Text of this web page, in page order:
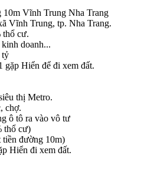
10m Vĩnh Trung Nha Trang
Vĩnh Trung, tp. Nha Trang.
thổ cư.
doanh...
tỷ
Hiển để đi xem đất.
thị Metro.
chợ.
ô tô ra vào vô tư
thổ cư)
tiền đường 10m)
Hiển đi xem đất.